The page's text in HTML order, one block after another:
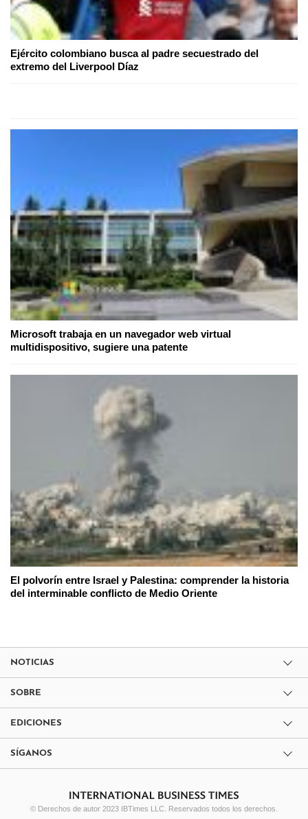
Ejército colombiano busca al padre secuestrado del
extremo del Liverpool Díaz
Microsoft trabaja en un navegador web virtual
multidispositivo, sugiere una patente
El polvorín entre Israel y Palestina: comprender la historia
del interminable conflicto de Medio Oriente
NOTICIAS
SOBRE
EDICIONES
SÍGANOS
© Derechos de autor 2023 IBTimes LLC. Reservados todos los derechos.